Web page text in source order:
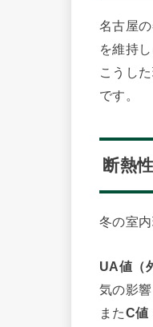
名古屋
を維持
こうし
です。
断熱
冬の室
UA値（
気の影
またC値